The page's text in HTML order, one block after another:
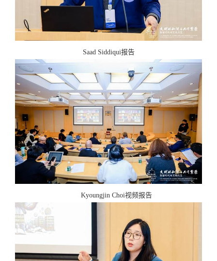
Saad Siddiqui报告
Kyoungjin Choi视频报告